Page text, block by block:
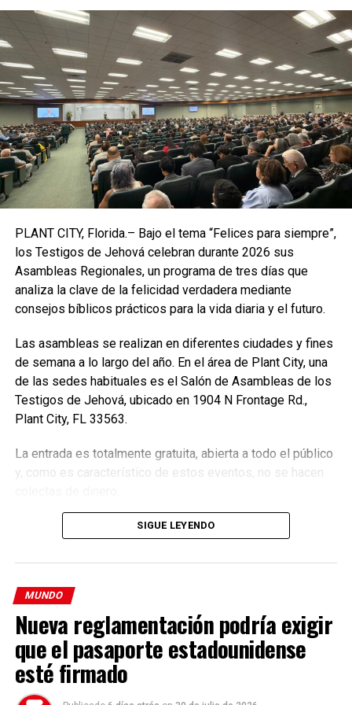
Más de una decena de empresas, seis personas y 11
embarcaciones con banderas de todo el mundo, desde
Yibuti hasta Panamá, fueron incluidas en las sanciones por
participar en un plan que incluíamezclar y exportar
petróleo iraní ya sancionado.
La Oficina del Tesoro para Control de Activos en el
Extranjero dijo queViktor Artemov, Edman Nafrieh,
Rouzbeh Zahedi, Mohamed El Zeiny otros utilizaron
decenas de empresas para realizar actividades ilícitas.
La medida se adoptó después de que el
designara en septiembre a dos empresas
chinas y el Tesoro penalizara a una red de empresas con
sede en Hong Kong, Irán, India y Emiratos Árabes Unidos
envío de
petróleo iraní sancionado
Debido a las sanciones, las partes no tendrán acceso a
cualquier propiedad o activo financiero en Estados Unidos.
(Con información de The Associated Press y The
Independant)
LIBANESAS LIBANO SERVICIOS
TERRORISTA
Organización Panamericana de la Salud respalda
retorno al uso obligatorio del tapabocas en Colombia
Suiza congeló 7.600 millones de euros a rusos
sancionados por la invasión a Ucrania
Enfoque Now
PLANT CITY, Florida.– Bajo el tema “Felices para siempre”,
los Testigos de Jehová celebran durante 2026 sus
Asambleas Regionales, un programa de tres días que
analiza la clave de la felicidad verdadera mediante
consejos bíblicos prácticos para la vida diaria y el futuro.
Las asambleas se realizan en diferentes ciudades y fines
de semana a lo largo del año. En el área de Plant City, una
de las sedes habituales es el Salón de Asambleas de los
Testigos de Jehová, ubicado en 1904 N Frontage Rd.,
Plant City, FL 33563.
La entrada es totalmente gratuita, abierta a todo el público
y, como es característico de estos eventos, no se hacen
SIGUE LEYENDO
MUNDO
Nueva reglamentación podría exigir
que el pasaporte estadounidense
esté firmado